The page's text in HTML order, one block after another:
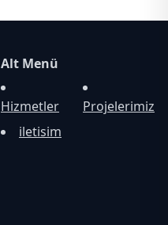
Alt Menü
Hizmetler
Projelerimiz
iletisim